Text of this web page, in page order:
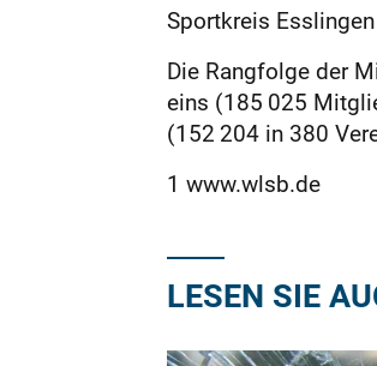
Sportkreis
Die Rangfolge der
eins (185 025
(152 204 in 380
1 www.wlsb.de
LESEN SIE